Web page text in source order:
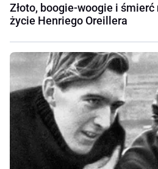
Złoto, boogie-woogie i śmierć
życie Henriego Oreillera